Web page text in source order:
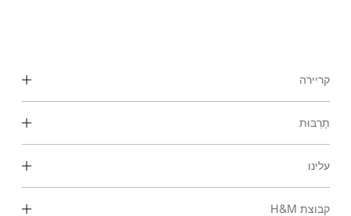
קריירה
גלה את אזורי העבודה שלנו
תַרְבּוּת
התרבות והיתרונות שלנו
עלינו
מי אנחנו
קבוצת H&M